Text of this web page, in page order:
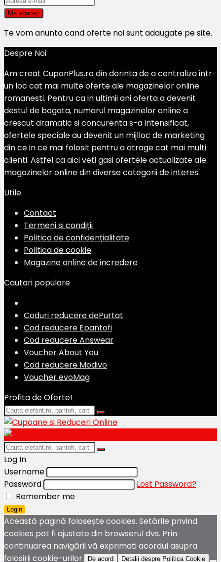
Te vom anunta cand oferte noi sunt adaugate pe site.
Despre Noi
Am creat CuponPlus.ro din dorinta de a centraliza intr-
un loc cat mai multe oferte ale magazinelor online
romanesti. Pentru ca in ultimii ani oferta a devenit
destul de bogata, numarul magazinelor online a
crescut dramatic si concurenta s-a intensificat,
ofertele speciale au devenit un mijlloc de marketing
din ce in ce mai folosit pentru a atrage cat mai multi
clienti. Astfel ca aici veti gasi ofertele actualizate ale
magazinelor online din diverse categorii de interes.
Utile
Contact
Termeni si condiții
Politica de confidențialitate
Politica de cookie
Magazine online de incredere
Cautari populare
Coduri reducere dePurtat
Cod reducere Epantofi
Cod reducere Answear
Voucher About You
Cod reducere Modivo
Voucher evoMag
Profita de Oferte!
Log In
Username
Password
Lost Password?
Remember me
Login
Această pagină folosește cookies. Setările privind
cookies pot fi ajustate din browserul dvs. Prin
continuarea navigării vă exprimati acordul asupra
folosirii cookie-urilor.
De acord Detalii despre Politica Cookie